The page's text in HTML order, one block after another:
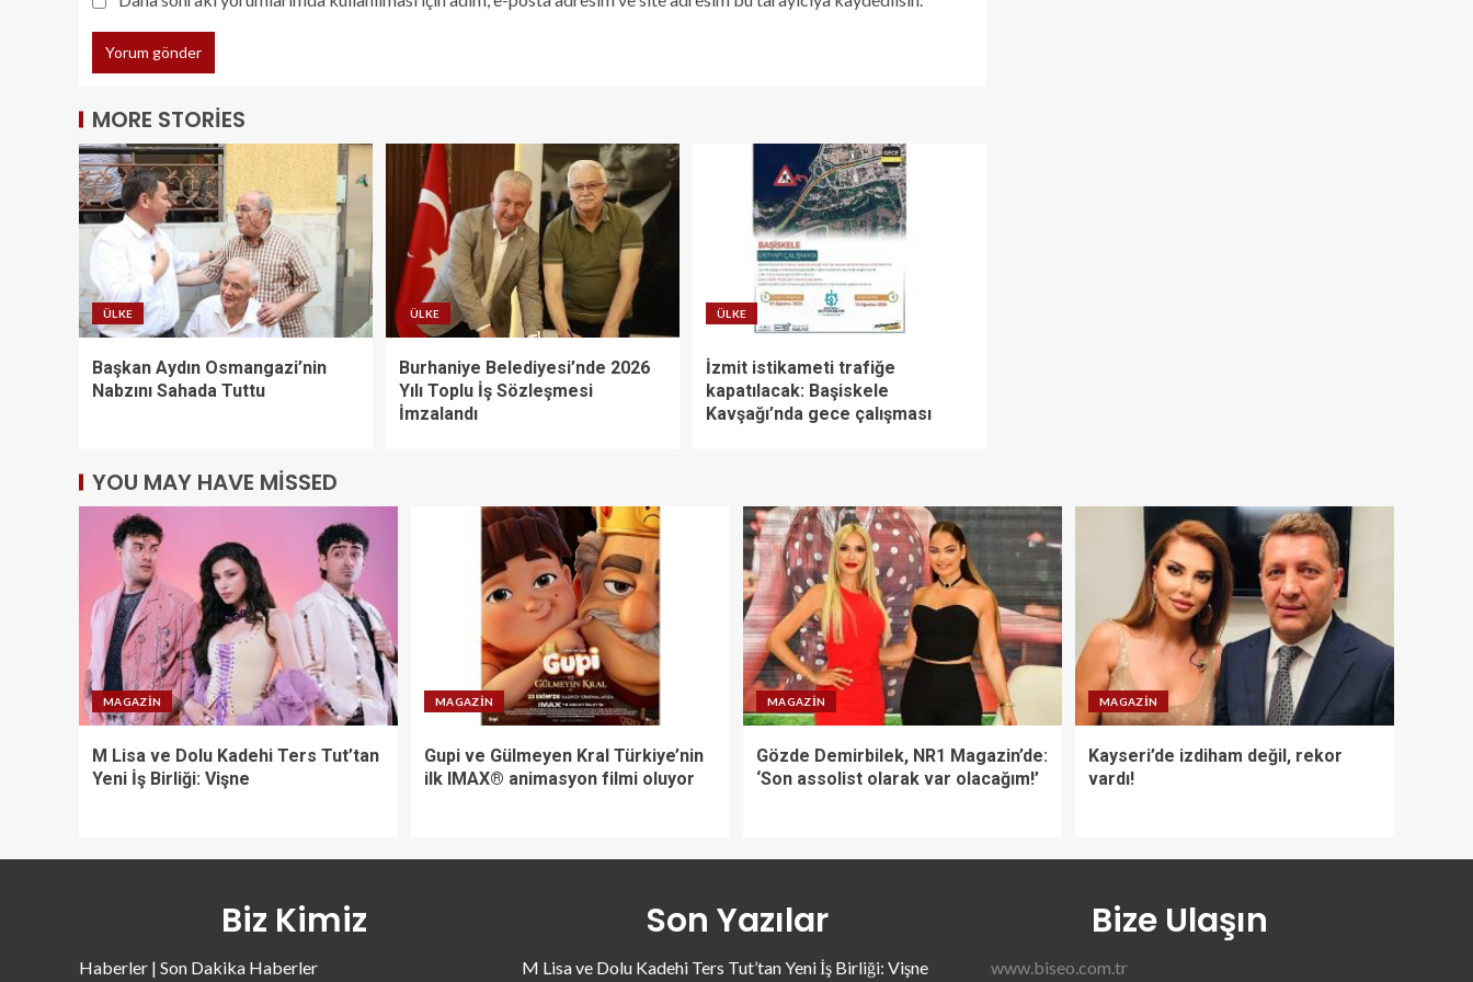
MORE STORIES
ÜLKE
Başkan Aydın Osmangazi’nin
Nabzını Sahada Tuttu
ÜLKE
Burhaniye Belediyesi’nde 2026
Yılı Toplu İş Sözleşmesi
İmzalandı
ÜLKE
İzmit istikameti trafiğe
kapatılacak: Başiskele
Kavşağı’nda gece çalışması
YOU MAY HAVE MISSED
MAGAZIN
M Lisa ve Dolu Kadehi Ters Tut’tan
Yeni İş Birliği: Vişne
MAGAZIN
Gupi ve Gülmeyen Kral Türkiye’nin
ilk IMAX® animasyon filmi oluyor
MAGAZIN
Gözde Demirbilek, NR1 Magazin’de:
‘Son assolist olarak var olacağım!’
MAGAZIN
Kayseri’de izdiham değil, rekor
vardı!
Biz Kimiz
Haberler | Son Dakika Haberler
Son Yazılar
M Lisa ve Dolu Kadehi Ters Tut’tan Yeni İş Birliği: Vişne
Bize Ulaşın
www.biseo.com.tr